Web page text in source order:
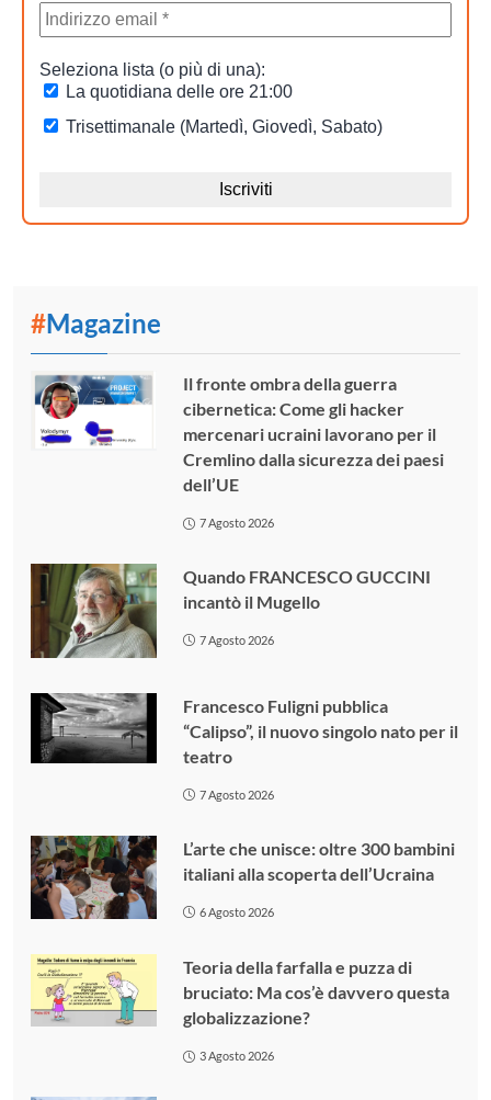
#Magazine
Il fronte ombra della guerra
cibernetica: Come gli hacker
mercenari ucraini lavorano per il
Cremlino dalla sicurezza dei paesi
dell’UE
7 Agosto 2026
Quando FRANCESCO GUCCINI
incantò il Mugello
7 Agosto 2026
Francesco Fuligni pubblica
“Calipso”, il nuovo singolo nato per il
teatro
7 Agosto 2026
L’arte che unisce: oltre 300 bambini
italiani alla scoperta dell’Ucraina
6 Agosto 2026
Teoria della farfalla e puzza di
bruciato: Ma cos’è davvero questa
globalizzazione?
3 Agosto 2026